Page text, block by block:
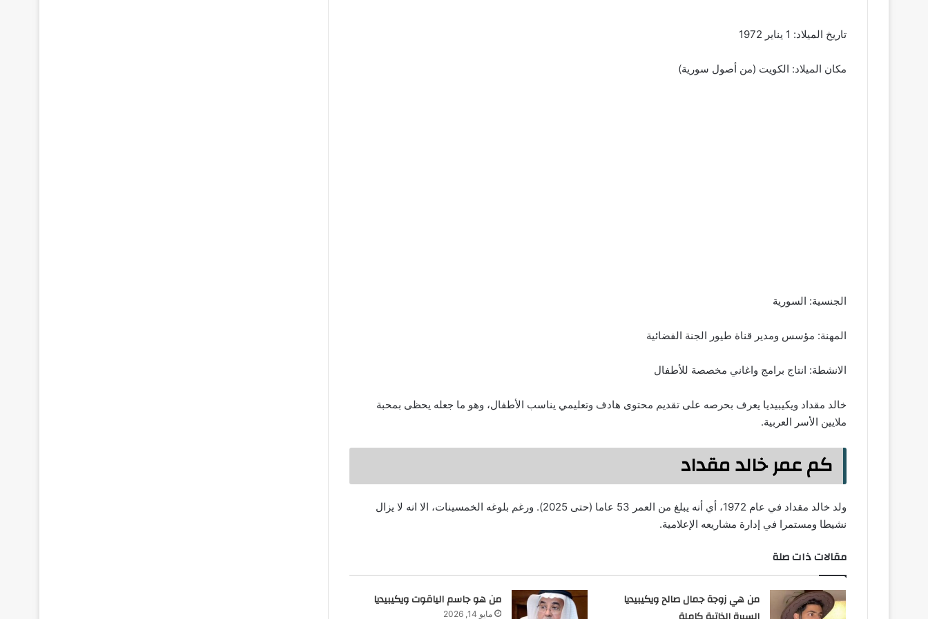
تاريخ الميلاد: 1 يناير 1972
مكان الميلاد: الكويت (من أصول سورية)
الجنسية: السورية
المهنة: مؤسس ومدير قناة طيور الجنة الفضائية
الانشطة: انتاج برامج واغاني مخصصة للأطفال
خالد مقداد ويكيبيديا يعرف بحرصه على تقديم محتوى هادف وتعليمي يناسب الأطفال، وهو ما جعله يحظى بمحبة
ملايين الأسر العربية.
كم عمر خالد مقداد
ولد خالد مقداد في عام 1972، أي أنه يبلغ من العمر 53 عاما (حتى 2025). ورغم بلوغه الخمسينات، الا انه لا يزال
نشيطا ومستمرا في إدارة مشاريعه الإعلامية.
مقالات ذات صلة
من هي زوجة جمال صالح ويكيبيديا
من هو جاسم الياقوت ويكيبيديا
مايو 14, 2026